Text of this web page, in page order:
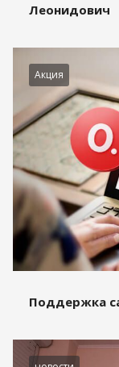
Леонидович
Акция
Поддержка